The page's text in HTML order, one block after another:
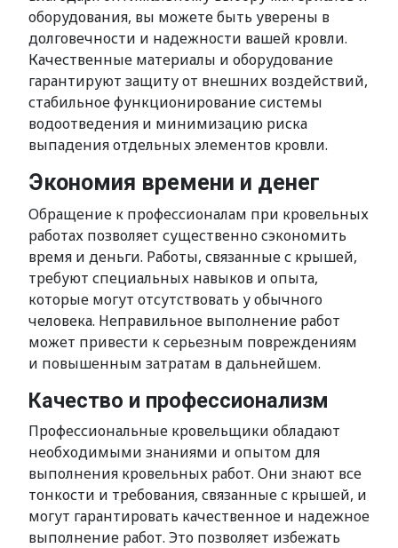
оборудования, вы можете быть уверены в
долговечности и надежности вашей кровли.
Качественные материалы и оборудование
гарантируют защиту от внешних воздействий,
стабильное функционирование системы
водоотведения и минимизацию риска
выпадения отдельных элементов кровли.
Экономия времени и денег
Обращение к профессионалам при кровельных
работах позволяет существенно сэкономить
время и деньги. Работы, связанные с крышей,
требуют специальных навыков и опыта,
которые могут отсутствовать у обычного
человека. Неправильное выполнение работ
может привести к серьезным повреждениям
и повышенным затратам в дальнейшем.
Качество и профессионализм
Профессиональные кровельщики обладают
необходимыми знаниями и опытом для
выполнения кровельных работ. Они знают все
тонкости и требования, связанные с крышей, и
могут гарантировать качественное и надежное
выполнение работ. Это позволяет избежать